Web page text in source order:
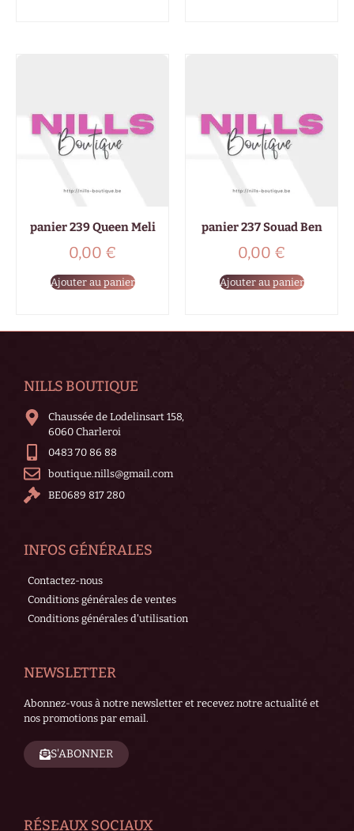
panier 239 Queen Meli
0,00 €
Ajouter au panier
panier 237 Souad Ben
0,00 €
Ajouter au panier
NILLS BOUTIQUE
Chaussée de Lodelinsart 158,
6060 Charleroi
0483 70 86 88
boutique.nills@gmail.com
BE0689 817 280
INFOS GÉNÉRALES
Contactez-nous
Conditions générales de ventes
Conditions générales d'utilisation
NEWSLETTER
Abonnez-vous à notre newsletter et recevez notre actualité et
nos promotions par email.
S'ABONNER
RÉSEAUX SOCIAUX